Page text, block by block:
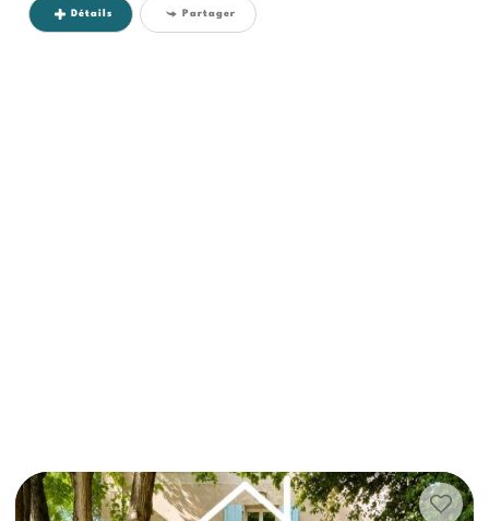
Détails Partager